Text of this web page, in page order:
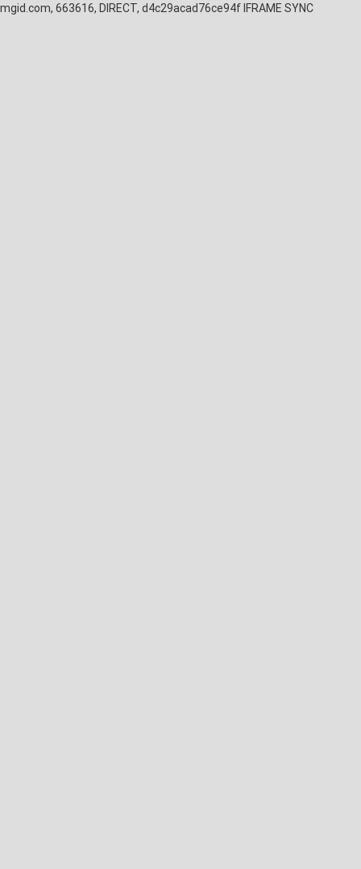
mgid.com, 663616, DIRECT, d4c29acad76ce94f IFRAME SYNC